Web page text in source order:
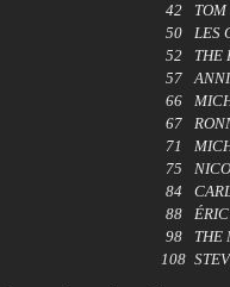
42
TOM
50
LES
52
THE
57
66
67
71
75
84
88
98
THE
108